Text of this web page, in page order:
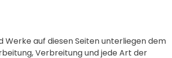
auf diesen Seiten unterliegen dem
Verbreitung und jede Art der